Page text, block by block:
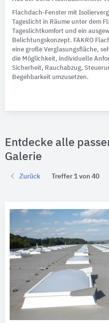
Flachdach-Fenster mit
Tageslicht in Räume unter dem
Tageslichtkomfort und ein
Belichtungskonzept. FAKRO
eine große Verglasungsfläche,
die Möglichkeit, individuelle
Sicherheit, Rauchabzug,
Begehbarkeit umzusetzen.
Entdecke alle
Galerie
Zurück Treffer 1 von 40